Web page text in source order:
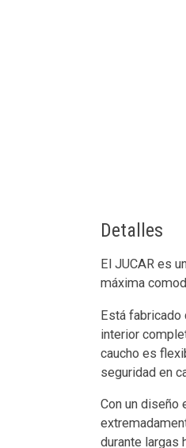
Detalles
El JUCAR es
máxima
Está fabricado
interior
caucho es
seguridad en
Con un diseño
durante largas